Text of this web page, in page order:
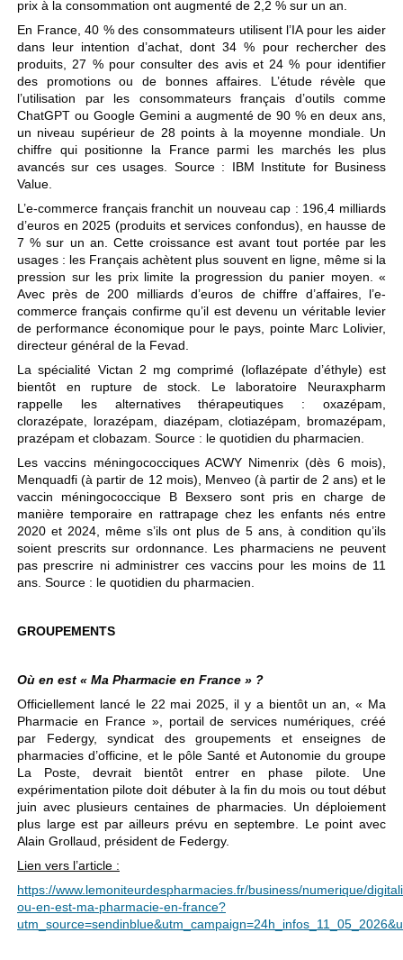
prix à la consommation ont augmenté de 2,2 % sur un an.
En France, 40 % des consommateurs utilisent l’IA pour les aider
dans leur intention d’achat, dont 34 % pour rechercher des
produits, 27 % pour consulter des avis et 24 % pour identifier
des promotions ou de bonnes affaires. L’étude révèle que
l’utilisation par les consommateurs français d’outils comme
ChatGPT ou Google Gemini a augmenté de 90 % en deux ans,
un niveau supérieur de 28 points à la moyenne mondiale. Un
chiffre qui positionne la France parmi les marchés les plus
avancés sur ces usages. Source : IBM Institute for Business
Value.
L’e-commerce français franchit un nouveau cap : 196,4 milliards
d’euros en 2025 (produits et services confondus), en hausse de
7 % sur un an. Cette croissance est avant tout portée par les
usages : les Français achètent plus souvent en ligne, même si la
pression sur les prix limite la progression du panier moyen. «
Avec près de 200 milliards d’euros de chiffre d’affaires, l’e-
commerce français confirme qu’il est devenu un véritable levier
de performance économique pour le pays, pointe Marc Lolivier,
directeur général de la Fevad.
La spécialité Victan 2 mg comprimé (loflazépate d’éthyle) est
bientôt en rupture de stock. Le laboratoire Neuraxpharm
rappelle les alternatives thérapeutiques : oxazépam,
clorazépate, lorazépam, diazépam, clotiazépam, bromazépam,
prazépam et clobazam. Source : le quotidien du pharmacien.
Les vaccins méningococciques ACWY Nimenrix (dès 6 mois),
Menquadfi (à partir de 12 mois), Menveo (à partir de 2 ans) et le
vaccin méningococcique B Bexsero sont pris en charge de
manière temporaire en rattrapage chez les enfants nés entre
2020 et 2024, même s’ils ont plus de 5 ans, à condition qu’ils
soient prescrits sur ordonnance. Les pharmaciens ne peuvent
pas prescrire ni administrer ces vaccins pour les moins de 11
ans. Source : le quotidien du pharmacien.
GROUPEMENTS
Où en est « Ma Pharmacie en France » ?
Officiellement lancé le 22 mai 2025, il y a bientôt un an, « Ma
Pharmacie en France », portail de services numériques, créé
par Federgy, syndicat des groupements et enseignes de
pharmacies d’officine, et le pôle Santé et Autonomie du groupe
La Poste, devrait bientôt entrer en phase pilote. Une
expérimentation pilote doit débuter à la fin du mois ou tout début
juin avec plusieurs centaines de pharmacies. Un déploiement
plus large est par ailleurs prévu en septembre. Le point avec
Alain Grollaud, président de Federgy.
Lien vers l’article :
https://www.lemoniteurdespharmacies.fr/business/numerique/
ou-en-est-ma-pharmacie-en-france?